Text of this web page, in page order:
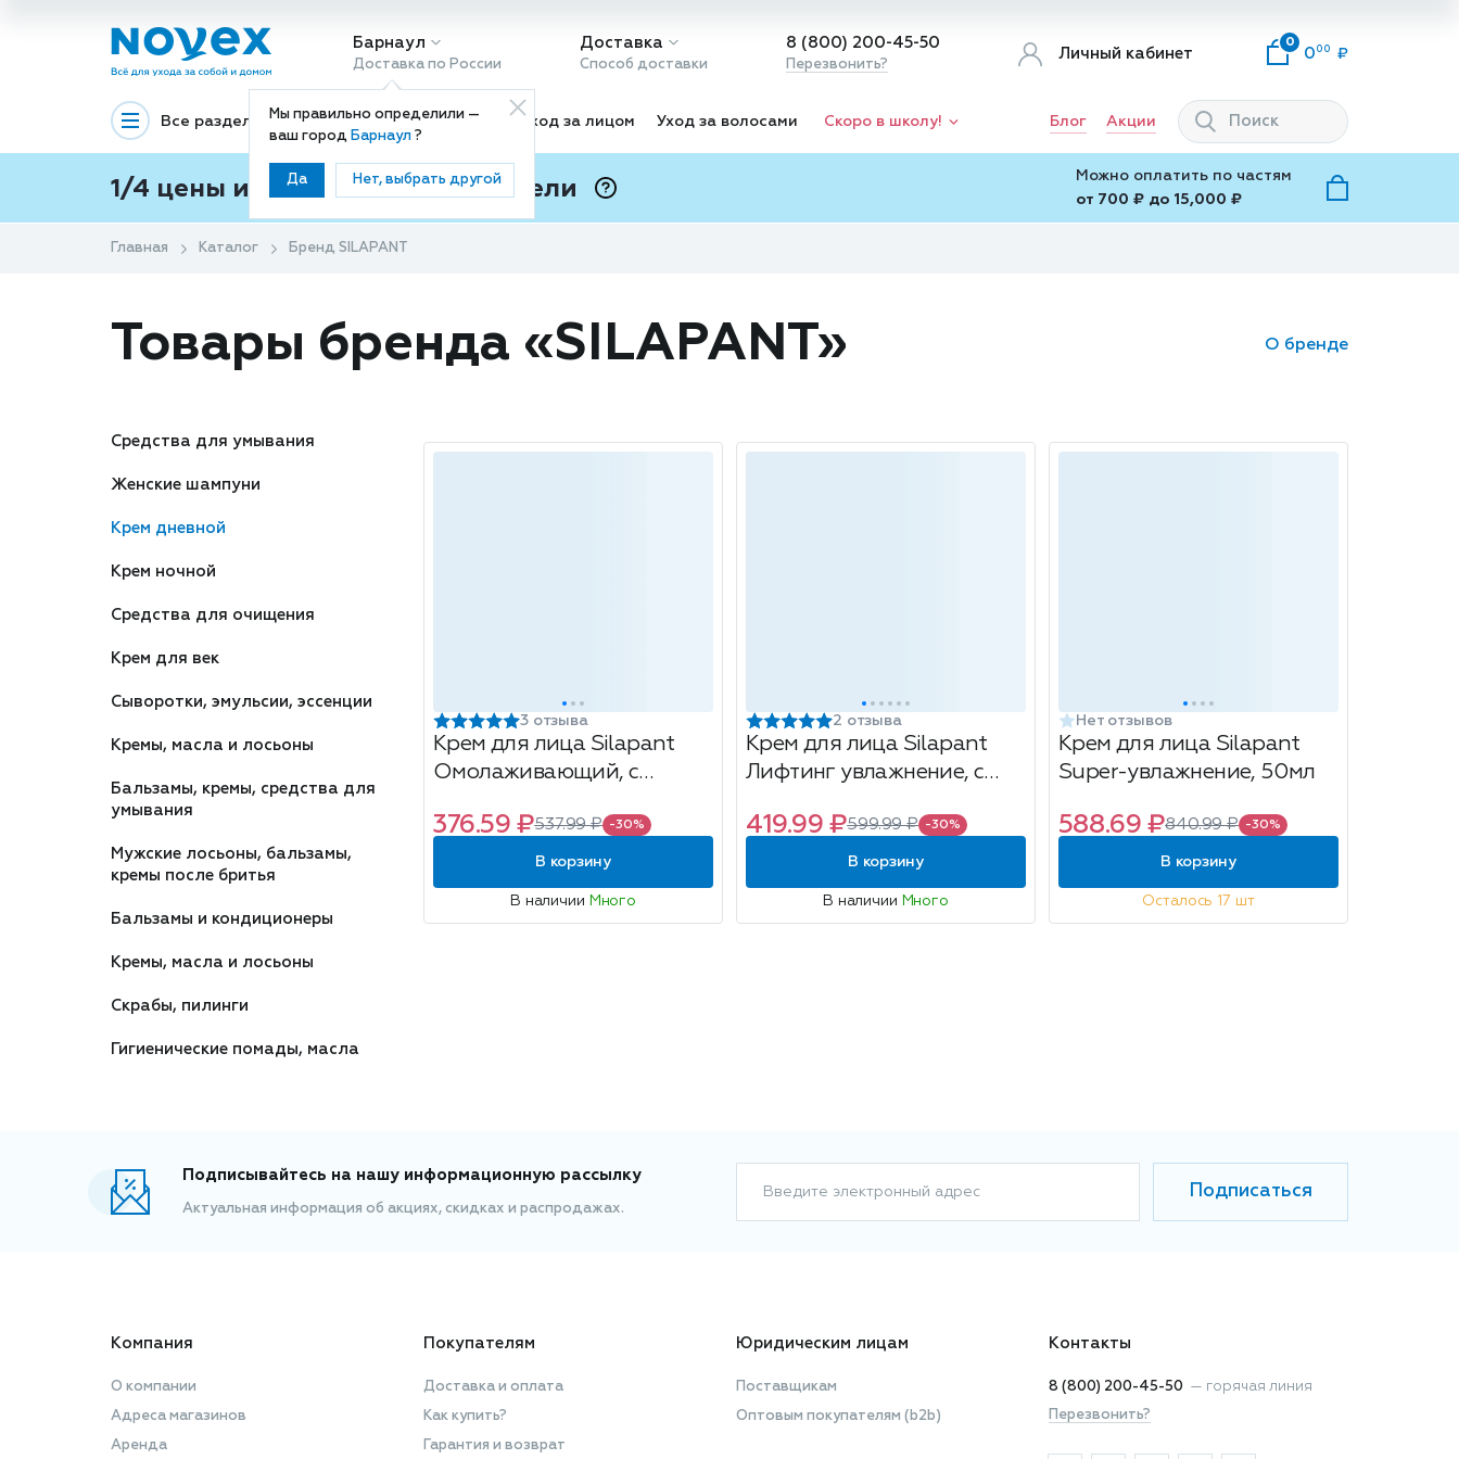
Барнаул
Доставка по России
Мы правильно определили —
ваш город Барнаул?
Да Нет, выбрать другой
Доставка
Способ доставки
8 (800) 200-45-50
Перезвонить?
Личный кабинет
0
0 00
Все разделы Декоративная косметика Уход за лицом Уход за волосами Скоро в школу! Блог Акции
1/4 цены и покупки ваши с Подели
Можно оплатить по частям
от 700 ₽ до 15,000 ₽
Главная Каталог Бренд SILAPANT
Товары бренда «SILAPANT» О бренде
Средства для умывания
Женские шампуни
Крем дневной
Крем ночной
Средства для очищения
Крем для век
Сыворотки, эмульсии, эссенции
Кремы, масла и лосьоны
Бальзамы, кремы, средства для
умывания
Мужские лосьоны, бальзамы,
кремы после бритья
Бальзамы и кондиционеры
Кремы, масла и лосьоны
Скрабы, пилинги
Гигиенические помады, масла
3 отзыва
Крем для лица Silapant
Омолаживающий, с
376.59 ₽537.99 ₽ -30%
В корзину
В наличии Много
2 отзыва
Крем для лица Silapant
Лифтинг увлажнение, с
дневной, 50мл
419.99 ₽599.99 ₽ -30%
В корзину
В наличии Много
Нет отзывов
Крем для лица Silapant
Super-увлажнение, 50мл
588.69 ₽840.99 ₽ -30%
В корзину
Осталось 17 шт
Подписывайтесь на нашу информационную рассылку
Актуальная информация об акциях, скидках и распродажах.
Введите электронный адрес Подписаться
Компания
О компании
Адреса магазинов
Аренда
Покупателям
Доставка и оплата
Как купить?
Гарантия и возврат
Юридическим лицам
Поставщикам
Оптовым покупателям (b2b)
Контакты
8 (800) 200-45-50 — горячая линия
Перезвонить?